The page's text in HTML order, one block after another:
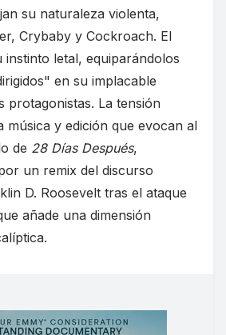
su naturaleza violenta,
Crybaby y Cockroach. El
instinto letal, equiparándolos
en su implacable
protagonistas. La tensión
música y edición que evocan al
de 28 Días Después,
un remix del discurso
D. Roosevelt tras el ataque
añade una dimensión